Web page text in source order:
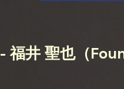
- 福井 聖也（